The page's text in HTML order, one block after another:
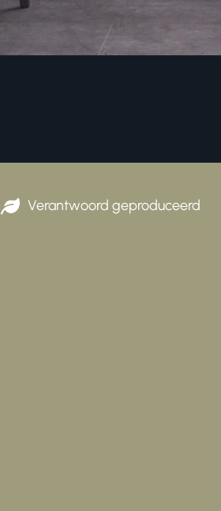
Verantwoord geproduceerd